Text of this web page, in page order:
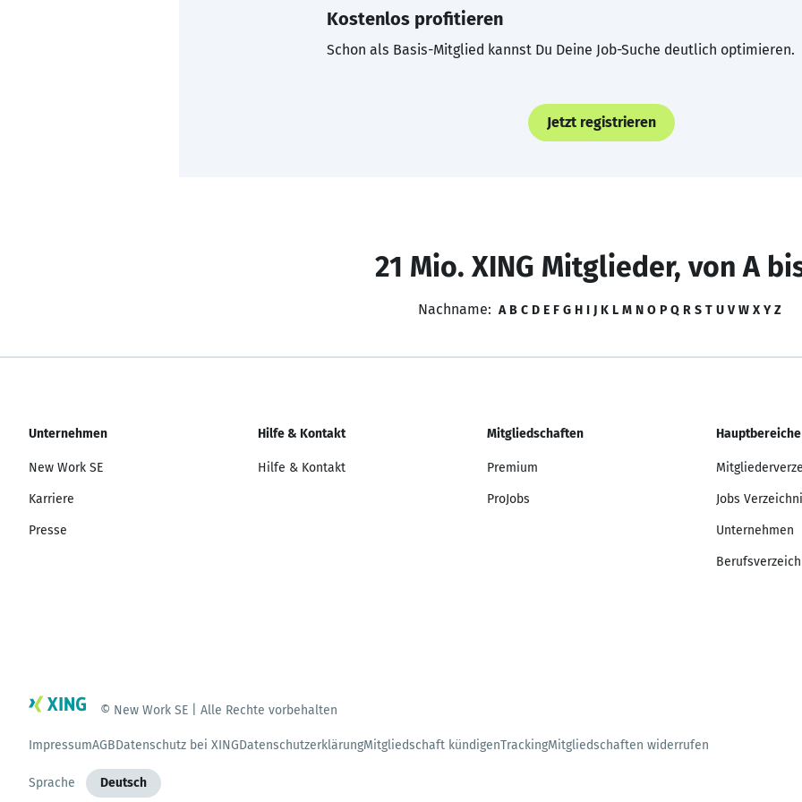
Kostenlos profitieren
Schon als Basis-Mitglied kannst Du Deine Job-Suche deutlich optimieren.
Jetzt registrieren
21 Mio. XING Mitglieder, von A
Nachname: A B C D E F G H I J K L M N O P Q R S T U V W X Y Z
Unternehmen
New Work SE
Karriere
Presse
Hilfe & Kontakt
Hilfe & Kontakt
Mitgliedschaften
Premium
ProJobs
Hauptbereiche
Jobs
Unternehmen
© New Work SE | Alle Rechte vorbehalten
ImpressumAGBDatenschutz bei XINGDatenschutzerklärungMitgliedschaft kündigenTrackingMitgliedschaften widerrufen
Sprache Deutsch